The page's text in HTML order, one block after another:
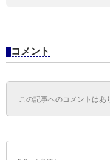
コメント
この記事へのコメントはあ